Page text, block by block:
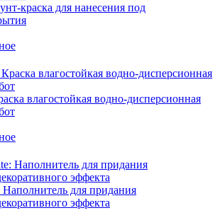
краска для нанесения под
влагостойкая водно-дисперсионная
Наполнитель для придания
эффекта